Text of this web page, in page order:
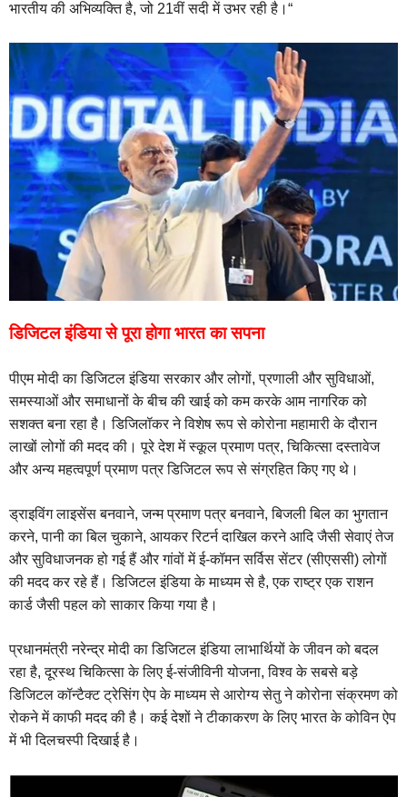
भारतीय की अभिव्यक्ति है, जो 21वीं सदी में उभर रही है।“
डिजिटल इंडिया से पूरा होगा भारत का सपना
पीएम मोदी का डिजिटल इंडिया सरकार और लोगों, प्रणाली और सुविधाओं,
समस्याओं और समाधानों के बीच की खाई को कम करके आम नागरिक को
सशक्त बना रहा है। डिजिलॉकर ने विशेष रूप से कोरोना महामारी के दौरान
लाखों लोगों की मदद की। पूरे देश में स्कूल प्रमाण पत्र, चिकित्सा दस्तावेज
और अन्य महत्वपूर्ण प्रमाण पत्र डिजिटल रूप से संग्रहित किए गए थे।
ड्राइविंग लाइसेंस बनवाने, जन्म प्रमाण पत्र बनवाने, बिजली बिल का भुगतान
करने, पानी का बिल चुकाने, आयकर रिटर्न दाखिल करने आदि जैसी सेवाएं तेज
और सुविधाजनक हो गई हैं और गांवों में ई-कॉमन सर्विस सेंटर (सीएससी) लोगों
की मदद कर रहे हैं। डिजिटल इंडिया के माध्यम से है, एक राष्ट्र एक राशन
कार्ड जैसी पहल को साकार किया गया है।
प्रधानमंत्री नरेन्द्र मोदी का डिजिटल इंडिया लाभार्थियों के जीवन को बदल
रहा है, दूरस्थ चिकित्सा के लिए ई-संजीविनी योजना, विश्व के सबसे बड़े
डिजिटल कॉन्टैक्ट ट्रेसिंग ऐप के माध्यम से आरोग्य सेतु ने कोरोना संक्रमण को
रोकने में काफी मदद की है। कई देशों ने टीकाकरण के लिए भारत के कोविन ऐप
में भी दिलचस्पी दिखाई है।